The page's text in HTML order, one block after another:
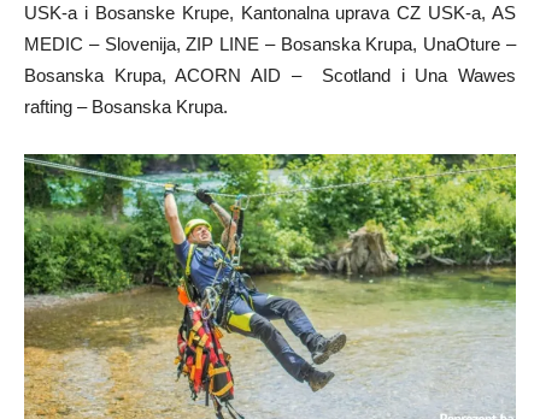
USK-a i Bosanske Krupe, Kantonalna uprava CZ USK-a, AS
MEDIC – Slovenija, ZIP LINE – Bosanska Krupa, UnaOture –
Bosanska Krupa, ACORN AID – Scotland i Una Wawes
rafting – Bosanska Krupa.